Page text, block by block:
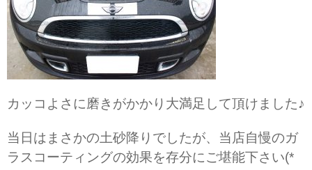
カッコよさに磨きがかかり大満足して頂けました♪
当日はまさかの土砂降りでしたが、当店自慢のガ
ラスコーティングの効果を存分にご堪能下さい(*